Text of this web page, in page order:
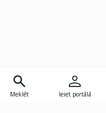
Meklēt Ieiet portālā